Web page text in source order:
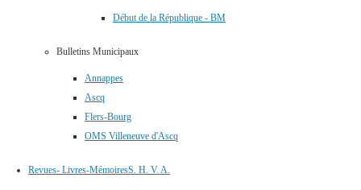
Début de la République - BM
Bulletins Municipaux
Annappes
Ascq
Flers-Bourg
OMS Villeneuve d'Ascq
Revues- Livres-MémoiresS. H. V. A.